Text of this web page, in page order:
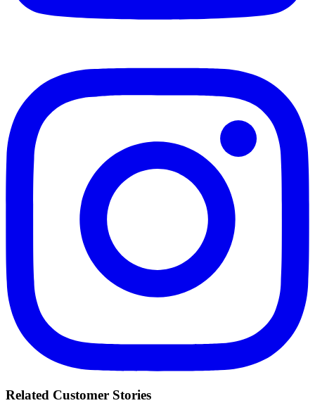
Related Customer Stories